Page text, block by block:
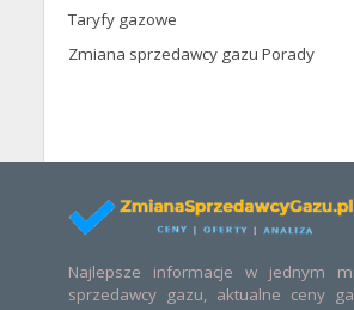
Taryfy gazowe
Zmiana sprzedawcy gazu Porady
Najlepsze informacje w jednym
sprzedawcy gazu, aktualne ceny